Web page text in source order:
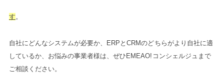
す。
自社にどんなシステムが必要か、ERPとCRMのどちらがより自社に適
しているか、お悩みの事業者様は、ぜひEMEAO!コンシェルジュまで
ご相談ください。